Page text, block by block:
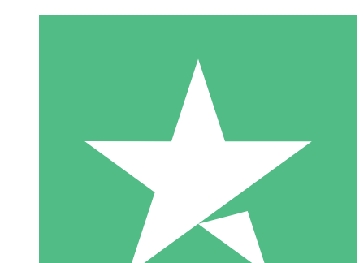
Paquetes de Créditos Individuales
Paga según el uso con créditos de descarga. Sin compromiso
10 00